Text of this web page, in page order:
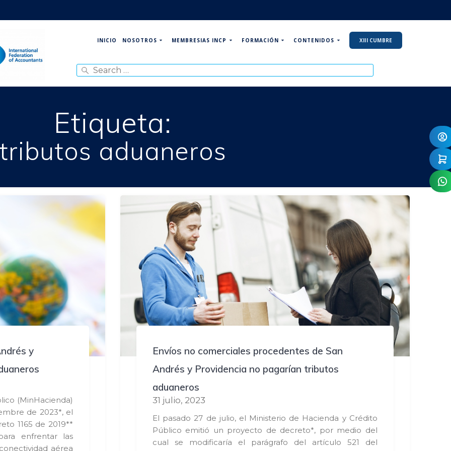
INICIO NOSOTROS MEMBRESIAS INCP FORMACIÓN CONTENIDOS XIII CUMBRE
for:
Etiqueta:
tributos aduaneros
y
(MinHacienda)
de 2023*, el
1165 de 2019**
enfrentar las
aérea
Envíos no comerciales procedentes de San
Andrés y Providencia no pagarían tributos
aduaneros
31 julio, 2023
El pasado 27 de julio, el Ministerio de Hacienda y Crédito
Público emitió un proyecto de decreto*, por medio del
cual se modificaría el parágrafo del artículo 521 del